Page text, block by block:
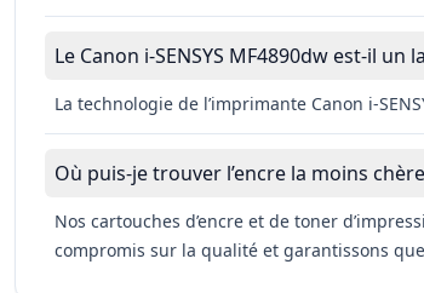
Le Canon i-SENSYS MF4890dw est-il un
La technologie de l’imprimante Canon i-
Où puis-je trouver l’encre la moins
Nos cartouches d’encre et de toner
compromis sur la qualité et garantissons